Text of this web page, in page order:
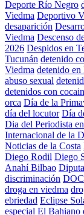
Deporte Río Negro
Viedma Deportivo
desaparición
Viedma Descenso
2026 Despidos en
Tucunán detenido
Viedma detenido en
abuso sexual
detenidos con
orca Día de la
día del locutor Día
Dia del Periodista
Internacional de la
Noticias de la Costa
Diego Rodil Diego
Anahí Bilbao
discriminación
droga en viedma
ebriedad Eclipse
especial El Bahiano